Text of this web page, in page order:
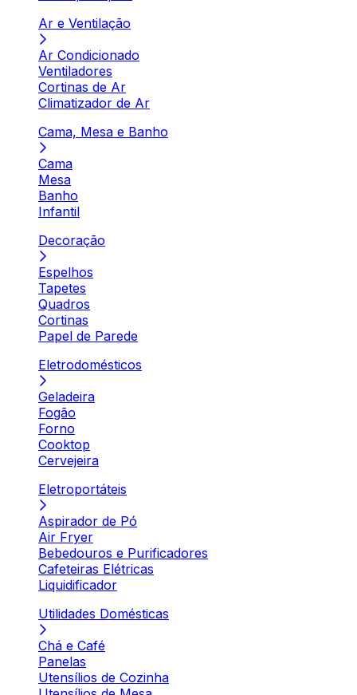
Ar e Ventilação
Ar Condicionado
Ventiladores
Cortinas de Ar
Climatizador de Ar
Cama, Mesa e Banho
Cama
Mesa
Banho
Infantil
Decoração
Espelhos
Tapetes
Quadros
Cortinas
Papel de Parede
Eletrodomésticos
Geladeira
Fogão
Forno
Cooktop
Cervejeira
Eletroportáteis
Aspirador de Pó
Air Fryer
Bebedouros e Purificadores
Cafeteiras Elétricas
Liquidificador
Utilidades Domésticas
Chá e Café
Panelas
Utensílios de Cozinha